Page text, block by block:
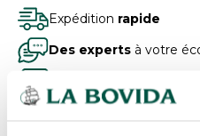
Expédition rapide
Des experts à votre